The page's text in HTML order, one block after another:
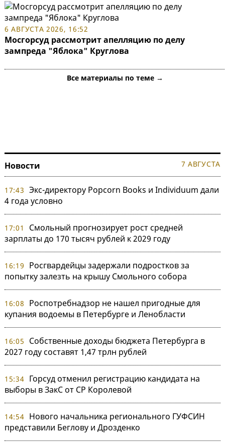
6 АВГУСТА 2026, 16:52
Мосгорсуд рассмотрит апелляцию по делу
зампреда "Яблока" Круглова
Все материалы по теме →
Новости 7 АВГУСТА
17:43 Экс-директору Popcorn Books и Individuum дали
4 года условно
17:01
Смольный прогнозирует рост средней
зарплаты до 170 тысяч рублей к 2029 году
16:19
Росгвардейцы задержали подростков за
попытку залезть на крышу Смольного собора
16:08
Роспотребнадзор не нашел пригодные для
купания водоемы в Петербурге и Ленобласти
16:05
Собственные доходы бюджета Петербурга в
2027 году составят 1,47 трлн рублей
15:34 Горсуд отменил регистрацию кандидата на
выборы в ЗакС от СР Королевой
14:54 Нового начальника регионального ГУФСИН
представили Беглову и Дрозденко